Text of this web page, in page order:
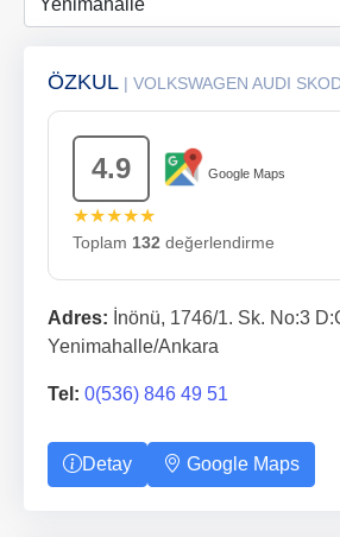
ÖZKUL | VOLKSWAGEN AUDI
4.9 Google Maps
★★★★★
Toplam 132 değerlendirme
Adres: İnönü, 1746/1. Sk. No:3
Yenimahalle/Ankara
Tel: 0(536) 846 49 51
Detay Google Maps